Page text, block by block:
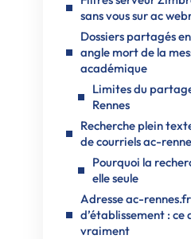
sans vous sur ac
Dossiers partagés
angle mort de la
académique
Limites du
Rennes
Recherche plein
de courriels ac-
Pourquoi la
elle seule
Adresse ac-
d’établissement : ce
vraiment